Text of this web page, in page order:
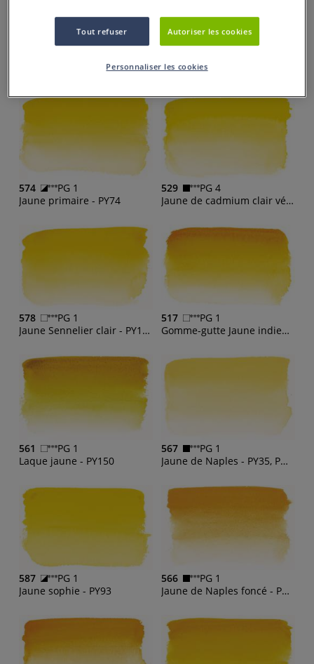
574
PG 1
Jaune primaire - PY74
529
PG 4
Jaune de cadmium clair véritable - PY35
578
PG 1
Jaune Sennelier clair - PY153
517
PG 1
Gomme-gutte Jaune indien - PY154, PY153
561
PG 1
Laque jaune - PY150
567
PG 1
Jaune de Naples - PY35, PW6, PW4
587
PG 1
Jaune sophie - PY93
566
PG 1
Jaune de Naples foncé - PBr24
Tout refuser Autoriser les cookies
Personnaliser les cookies